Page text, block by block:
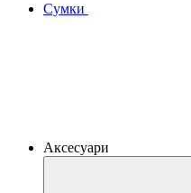
Сумки
Аксесуари